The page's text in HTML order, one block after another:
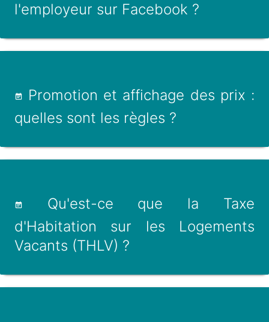
l'employeur sur Facebook ?
Promotion et affichage des prix :
quelles sont les règles ?
Qu'est-ce que la Taxe
d'Habitation sur les Logements
Vacants (THLV) ?